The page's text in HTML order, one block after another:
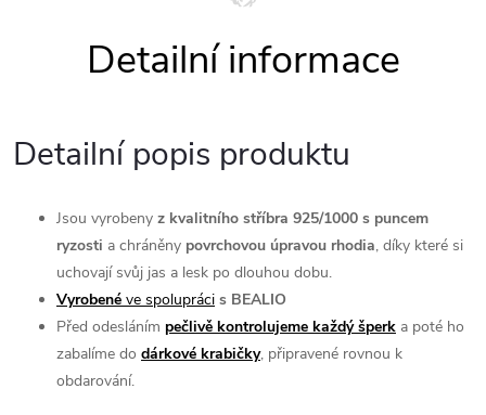
Detailní popis produktu
Jsou vyrobeny z kvalitního stříbra 925/1000 s puncem
ryzosti a chráněny povrchovou úpravou rhodia, díky které si
uchovají svůj jas a lesk po dlouhou dobu.
Vyrobené ve spolupráci s BEALIO
Před odesláním pečlivě kontrolujeme každý šperk a poté ho
zabalíme do dárkové krabičky, připravené rovnou k
obdarování.